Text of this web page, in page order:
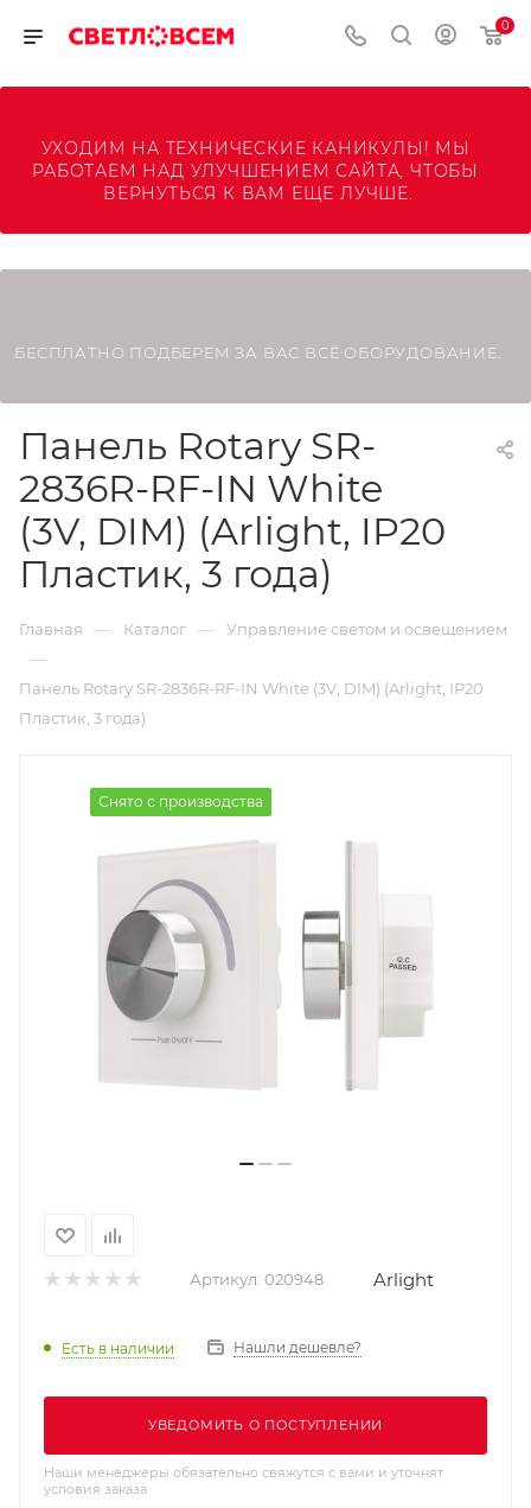
0
УХОДИМ НА ТЕХНИЧЕСКИЕ КАНИКУЛЫ! МЫ
РАБОТАЕМ НАД УЛУЧШЕНИЕМ САЙТА, ЧТОБЫ
ВЕРНУТЬСЯ К ВАМ ЕЩЕ ЛУЧШЕ.
БЕСПЛАТНО ПОДБЕРЕМ ЗА ВАС ВСЁ ОБОРУДОВАНИЕ.
Панель Rotary SR-
2836R-RF-IN White
(3V, DIM) (Arlight, IP20
Пластик, 3 года)
Главная — Каталог — Управление светом и освещением
—
Панель Rotary SR-2836R-RF-IN White (3V, DIM) (Arlight, IP20
Пластик, 3 года)
Снято с производства
Артикул: 020948 Arlight
Есть в наличии Нашли дешевле?
УВЕДОМИТЬ О ПОСТУПЛЕНИИ
Наши менеджеры обязательно свяжутся с вами и уточнят
условия заказа